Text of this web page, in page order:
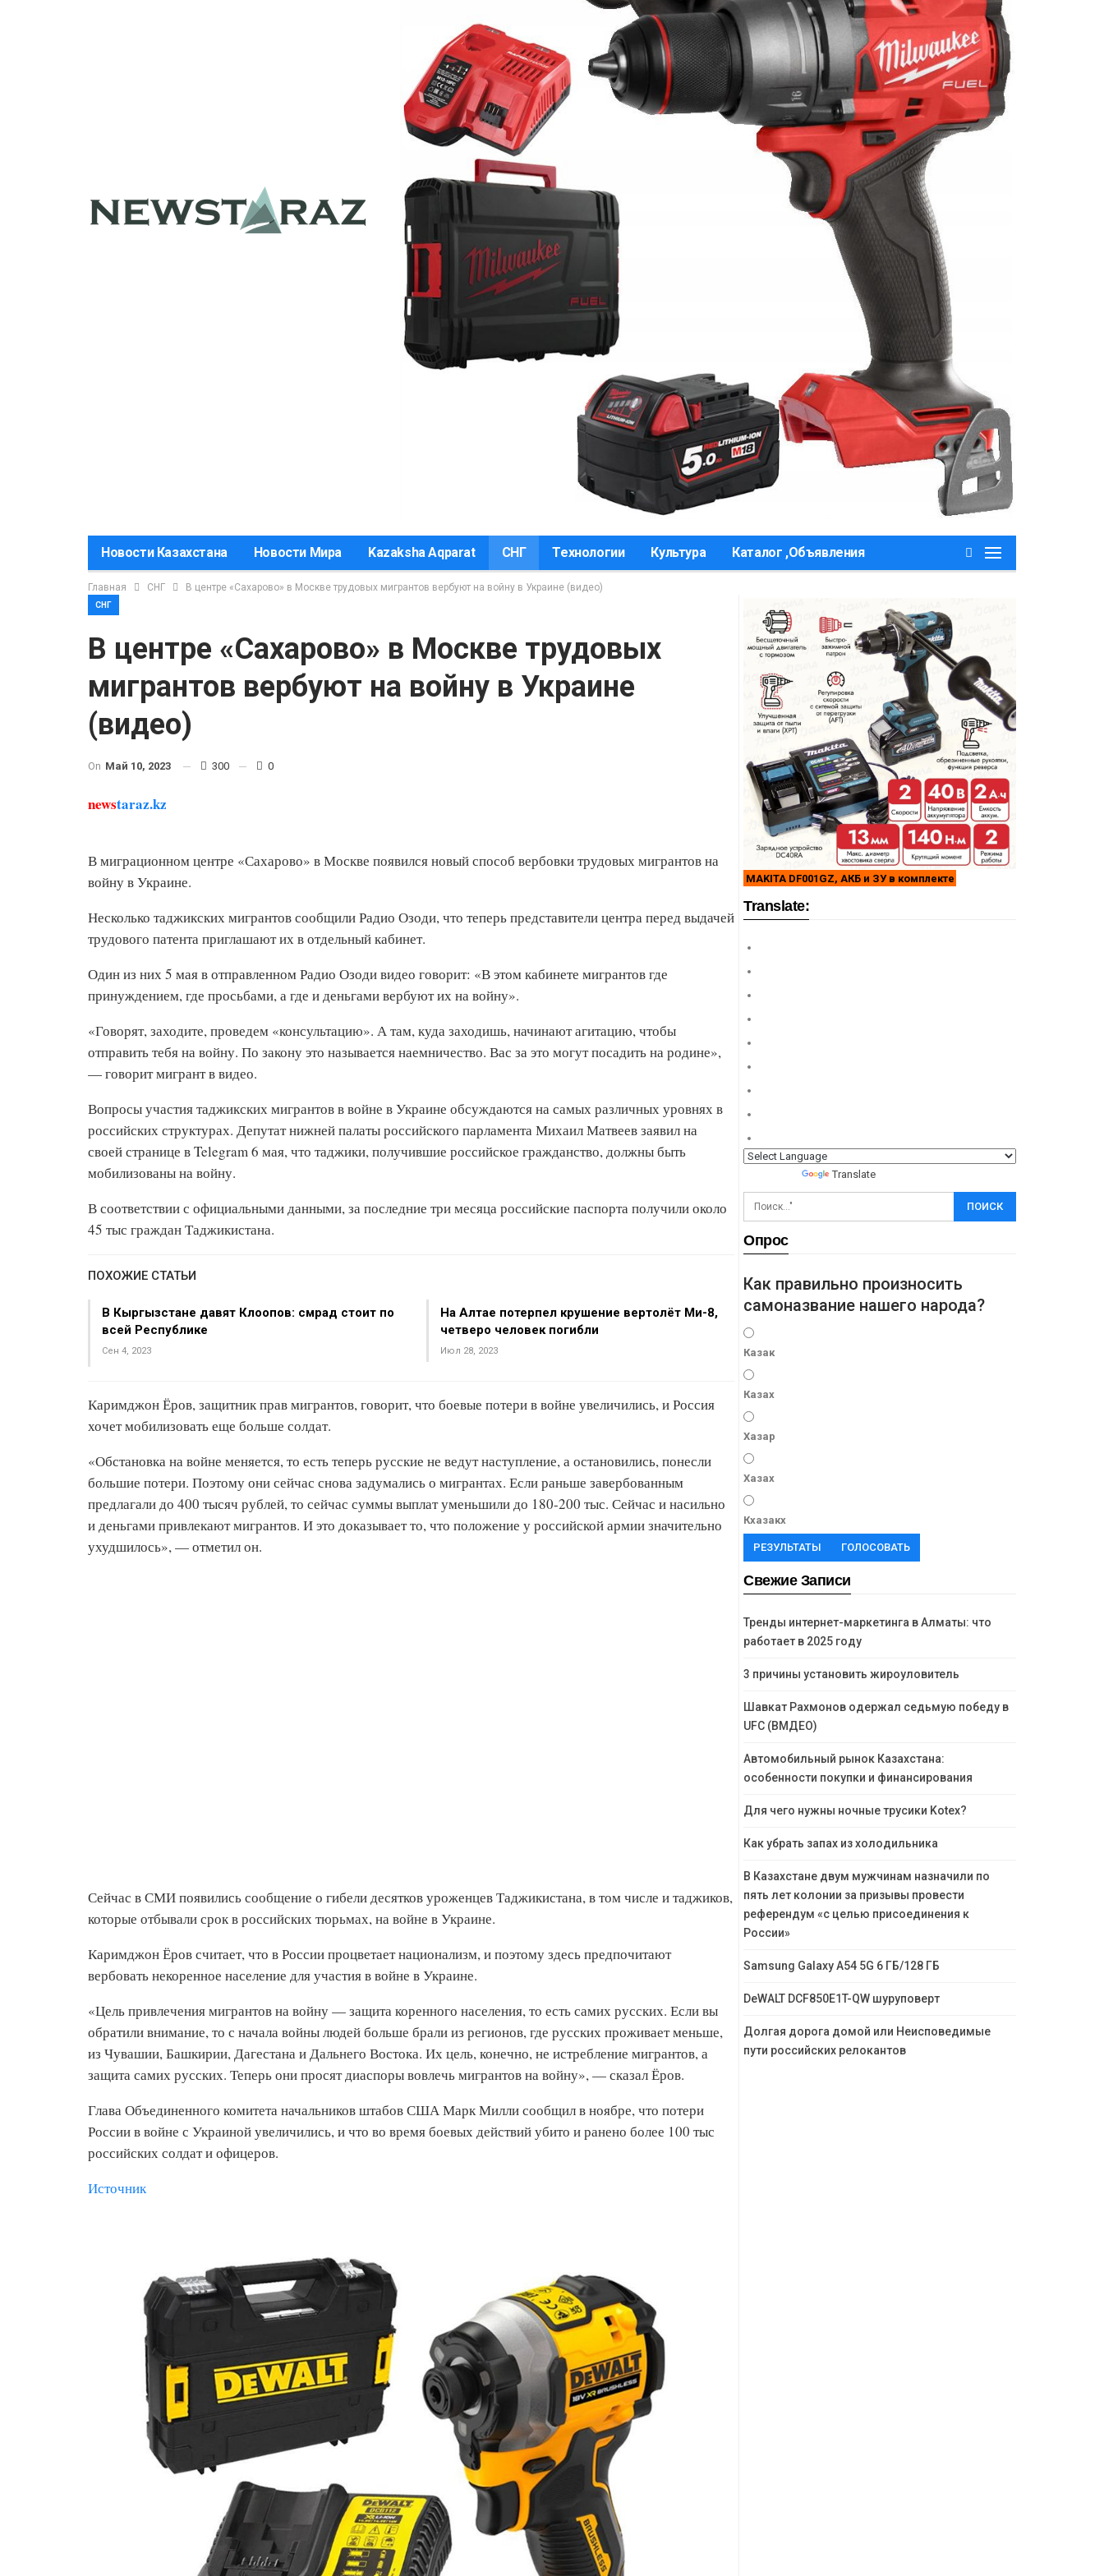
Новости Казахстана Новости Мира Kazaksha Aqparat СНГ Технологии Культура Каталог ,Объявления
Главная СНГ В центре «Сахарово» в Москве трудовых мигрантов вербуют на войну в Украине (видео)
СНГ
В центре «Сахарово» в Москве трудовых
мигрантов вербуют на войну в Украине
(видео)
On Май 10, 2023 300 0
newstaraz.kz
В миграционном центре «Сахарово» в Москве появился новый способ вербовки трудовых мигрантов на
войну в Украине.
Несколько таджикских мигрантов сообщили Радио Озоди, что теперь представители центра перед выдачей
трудового патента приглашают их в отдельный кабинет.
Один из них 5 мая в отправленном Радио Озоди видео говорит: «В этом кабинете мигрантов где
принуждением, где просьбами, а где и деньгами вербуют их на войну».
«Говорят, заходите, проведем «консультацию». А там, куда заходишь, начинают агитацию, чтобы
отправить тебя на войну. По закону это называется наемничество. Вас за это могут посадить на родине»,
— говорит мигрант в видео.
Вопросы участия таджикских мигрантов в войне в Украине обсуждаются на самых различных уровнях в
российских структурах. Депутат нижней палаты российского парламента Михаил Матвеев заявил на
своей странице в Telegram 6 мая, что таджики, получившие российское гражданство, должны быть
мобилизованы на войну.
В соответствии с официальными данными, за последние три месяца российские паспорта получили около
45 тыс граждан Таджикистана.
ПОХОЖИЕ СТАТЬИ
В Кыргызстане давят Клоопов: смрад стоит по
всей Республике
Сен 4, 2023
На Алтае потерпел крушение вертолёт Ми-8,
четверо человек погибли
Июл 28, 2023
Каримджон Ёров, защитник прав мигрантов, говорит, что боевые потери в войне увеличились, и Россия
хочет мобилизовать еще больше солдат.
«Обстановка на войне меняется, то есть теперь русские не ведут наступление, а остановились, понесли
большие потери. Поэтому они сейчас снова задумались о мигрантах. Если раньше завербованным
предлагали до 400 тысяч рублей, то сейчас суммы выплат уменьшили до 180-200 тыс. Сейчас и насильно
и деньгами привлекают мигрантов. И это доказывает то, что положение у российской армии значительно
ухудшилось», — отметил он.
Сейчас в СМИ появились сообщение о гибели десятков уроженцев Таджикистана, в том числе и таджиков,
которые отбывали срок в российских тюрьмах, на войне в Украине.
Каримджон Ёров считает, что в России процветает национализм, и поэтому здесь предпочитают
вербовать некоренное население для участия в войне в Украине.
«Цель привлечения мигрантов на войну — защита коренного населения, то есть самих русских. Если вы
обратили внимание, то с начала войны людей больше брали из регионов, где русских проживает меньше,
из Чувашии, Башкирии, Дагестана и Дальнего Востока. Их цель, конечно, не истребление мигрантов, а
защита самих русских. Теперь они просят диаспоры вовлечь мигрантов на войну», — сказал Ёров.
Глава Объединенного комитета начальников штабов США Марк Милли сообщил в ноябре, что потери
России в войне с Украиной увеличились, и что во время боевых действий убито и ранено более 100 тыс
российских солдат и офицеров.
Источник
MAKITA DF001GZ, АКБ и ЗУ в комплекте
Translate:
Translate
Опрос
Как правильно произносить
самоназвание нашего народа?
Казак
Казах
Хазар
Хазах
Кхазакх
РЕЗУЛЬТАТЫ ГОЛОСОВАТЬ
Свежие Записи
Тренды интернет-маркетинга в Алматы: что
работает в 2025 году
3 причины установить жироуловитель
Шавкат Рахмонов одержал седьмую победу в
UFC (ВМДЕО)
Автомобильный рынок Казахстана:
особенности покупки и финансирования
Для чего нужны ночные трусики Kotex?
Как убрать запах из холодильника
В Казахстане двум мужчинам назначили по
пять лет колонии за призывы провести
референдум «с целью присоединения к
России»
Samsung Galaxy A54 5G 6 ГБ/128 ГБ
DeWALT DCF850E1T-QW шуруповерт
Долгая дорога домой или Неисповедимые
пути российских релокантов